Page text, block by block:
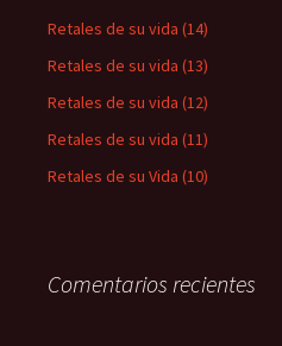
Retales de su vida (14)
Retales de su vida (13)
Retales de su vida (12)
Retales de su vida (11)
Retales de su Vida (10)
Comentarios recientes